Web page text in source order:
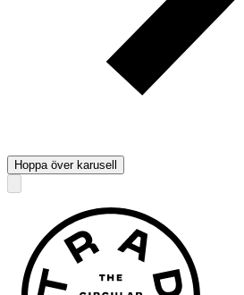
Hoppa över karusell